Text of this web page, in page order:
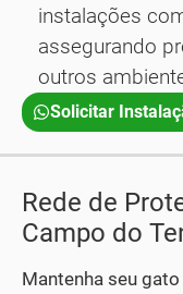
instalações
assegurando
outros
Solicitar
Rede de
Campo do
Mantenha seu